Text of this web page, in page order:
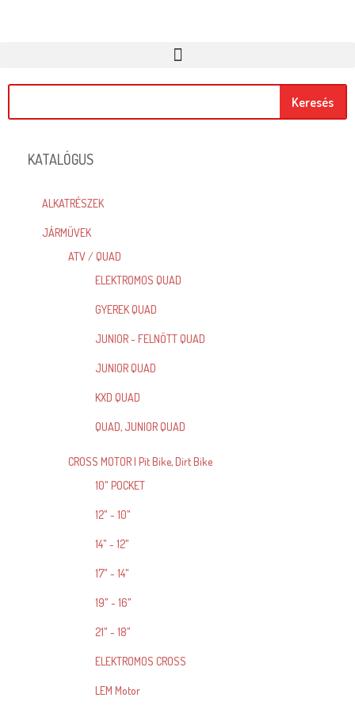
Keresés
KATALÓGUS
ALKATRÉSZEK
JÁRMŰVEK
ATV / QUAD
ELEKTROMOS QUAD
GYEREK QUAD
JUNIOR - FELNŐTT QUAD
JUNIOR QUAD
KXD QUAD
QUAD, JUNIOR QUAD
CROSS MOTOR | Pit Bike, Dirt Bike
10" POCKET
12" - 10"
14" - 12"
17" - 14"
19" - 16"
21" - 18"
ELEKTROMOS CROSS
LEM Motor